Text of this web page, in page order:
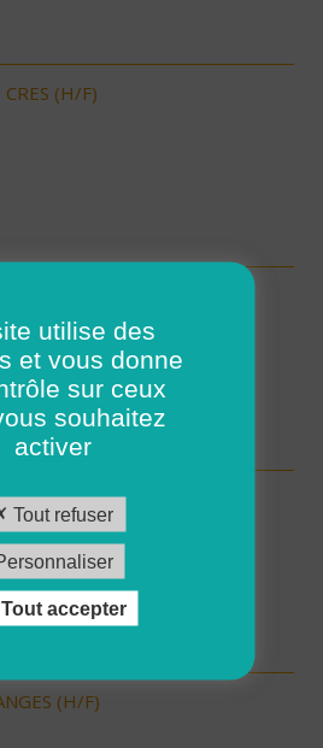
(H/F)
(H/F)
(H/F)
(H/F)
utilise des
et vous donne
sur ceux
souhaitez
activer
Tout refuser
Tout accepter